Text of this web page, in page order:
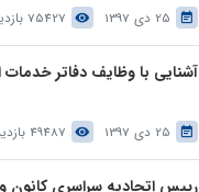
25 دی 1397 75427 بازدید
آشنایی با وظایف دفاتر خدمات
25 دی 1397 49487 بازدید
رییس اتحادیه سراسری کانون